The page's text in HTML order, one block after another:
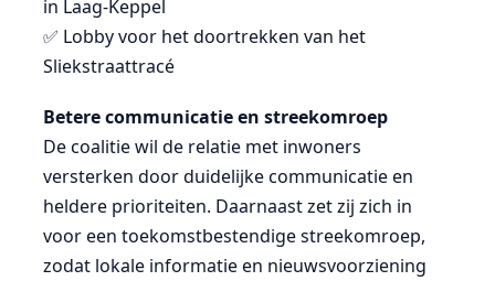
in Laag-Keppel
✅ Lobby voor het doortrekken van het
Sliekstraattracé
Betere communicatie en streekomroep
De coalitie wil de relatie met inwoners
versterken door duidelijke communicatie en
heldere prioriteiten. Daarnaast zet zij zich in
voor een toekomstbestendige streekomroep,
zodat lokale informatie en nieuwsvoorziening